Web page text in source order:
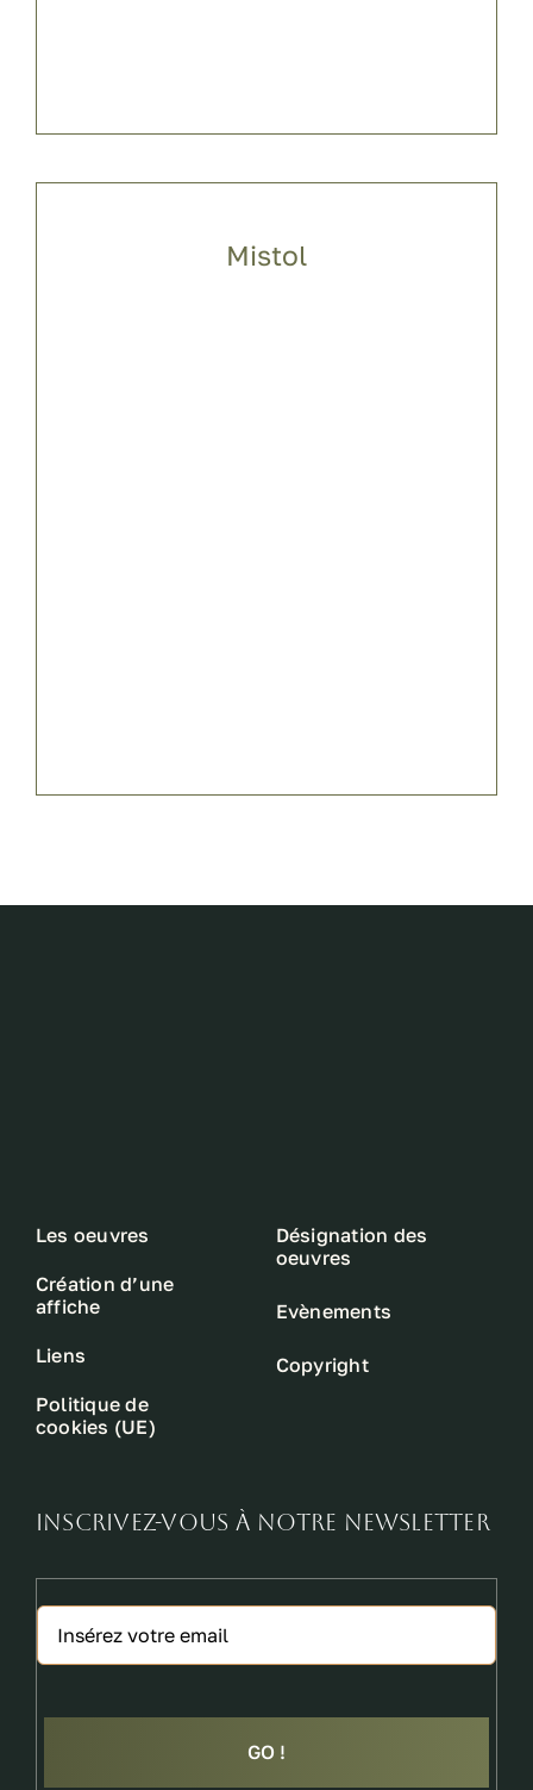
Mistol
Les oeuvres
Création d’une
affiche
Liens
Politique de
cookies (UE)
Désignation des
oeuvres
Evènements
Copyright
INSCRIVEZ-VOUS À NOTRE NEWSLETTER
GO !